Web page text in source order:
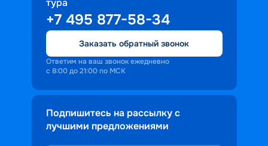
+7 495 877-58-34
Заказать обратный звонок
Ответим на ваш звонок ежедневно
с 8:00 до 21:00 по МСК
Подпишитесь на рассылку с
лучшими предложениями